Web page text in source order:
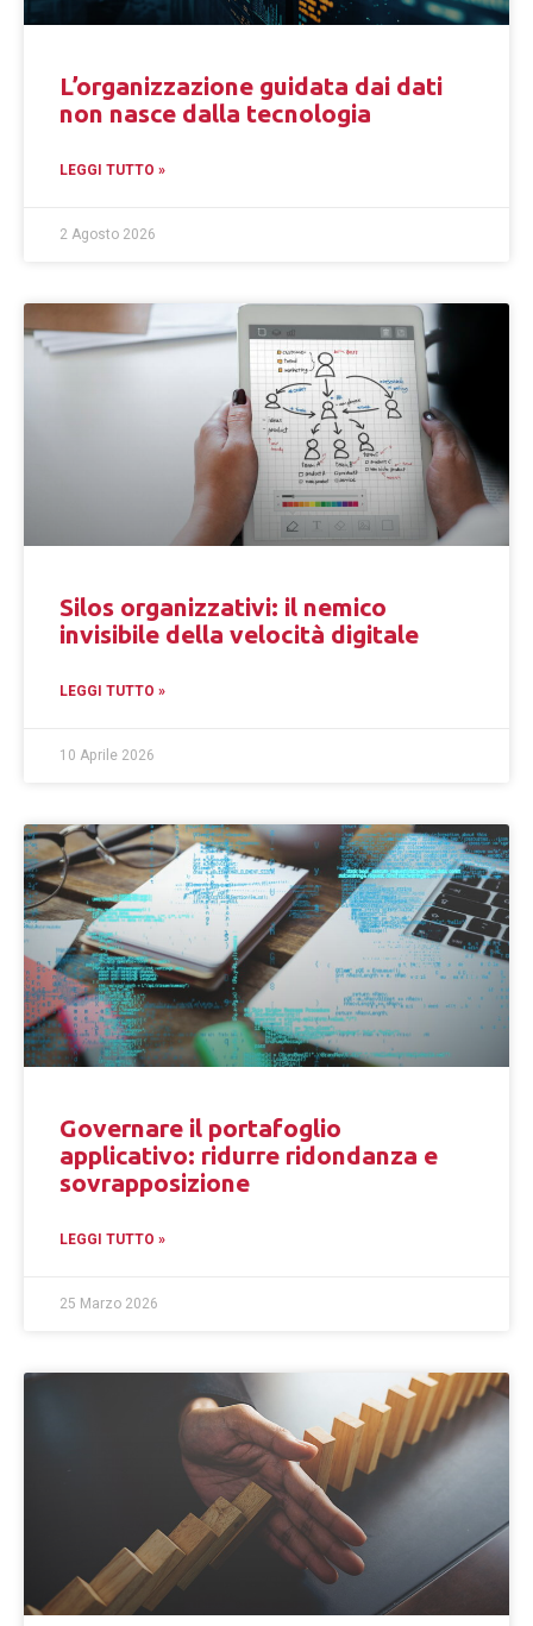
L’organizzazione guidata dai dati
non nasce dalla tecnologia
LEGGI TUTTO »
2 Agosto 2026
Silos organizzativi: il nemico
invisibile della velocità digitale
LEGGI TUTTO »
10 Aprile 2026
Governare il portafoglio
applicativo: ridurre ridondanza e
sovrapposizione
LEGGI TUTTO »
25 Marzo 2026